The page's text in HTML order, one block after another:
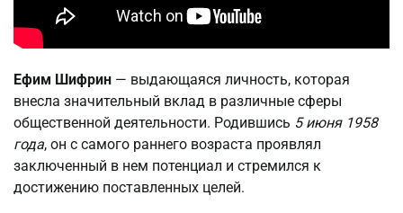
Ефим Шифрин — выдающаяся личность, которая
внесла значительный вклад в различные сферы
общественной деятельности. Родившись 5 июня 1958
года, он с самого раннего возраста проявлял
заключенный в нем потенциал и стремился к
достижению поставленных целей.